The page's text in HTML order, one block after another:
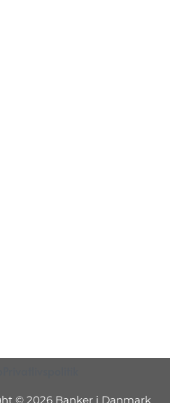
© 2026 Banker i Danmark